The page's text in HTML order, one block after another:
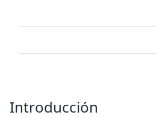
Introducción